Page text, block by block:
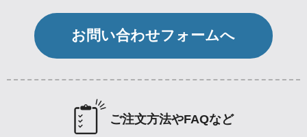
お問い合わせフォームへ
ご注文方法やFAQなど